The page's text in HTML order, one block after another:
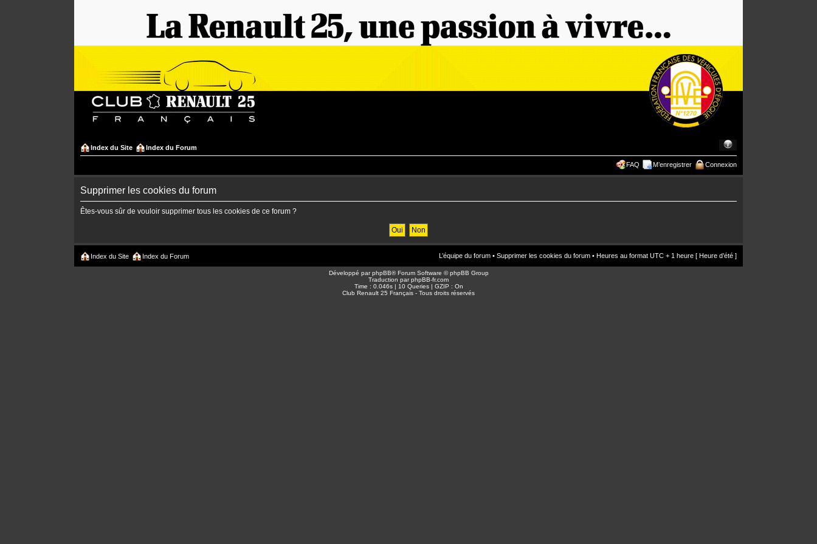
Index du Site Index du Forum
FAQ M’enregistrer Connexion
Supprimer les cookies du forum
Êtes-vous sûr de vouloir supprimer tous les cookies de ce forum ?
Index du Site Index du Forum L’équipe du forum • Supprimer les cookies du forum • Heures au format UTC + 1 heure [ Heure d’été ]
Développé parphpBB® Forum Software © phpBB Group
Traduction parphpBB-fr.com
Time : 0.046s | 10 Queries | GZIP : On
Club Renault 25 Français - Tous droits réservés